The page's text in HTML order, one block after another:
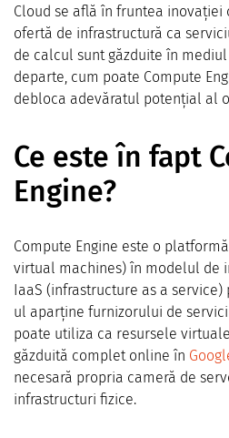
Cloud se află în fruntea inovației
ofertă de infrastructură ca
de calcul sunt găzduite în
departe, cum poate Compute
debloca adevăratul potențial al
Ce este în fapt
Engine?
Compute Engine este o
virtual machines) în modelul de
IaaS (infrastructure as a
ul aparține furnizorului de
poate utiliza ca resursele
găzduită complet online în
necesară propria cameră de
infrastructuri fizice.